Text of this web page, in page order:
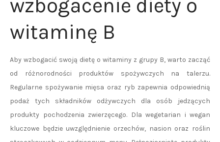
wzbogacenie diety o
witaminę B
Aby wzbogacić swoją dietę o witaminy z grupy B, warto zacząć
od różnorodności produktów spożywczych na talerzu.
Regularne spożywanie mięsa oraz ryb zapewnia odpowiednią
podaż tych składników odżywczych dla osób jedzących
produkty pochodzenia zwierzęcego. Dla wegetarian i wegan
kluczowe będzie uwzględnienie orzechów, nasion oraz roślin